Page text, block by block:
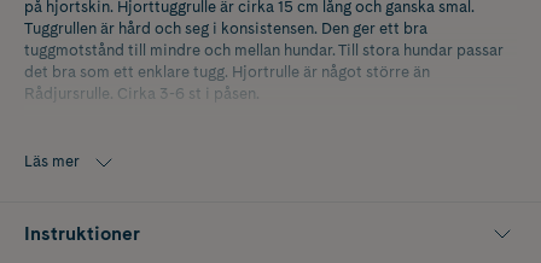
på hjortskin. Hjorttuggrulle är cirka 15 cm lång och ganska smal.
Tuggrullen är hård och seg i konsistensen. Den ger ett bra
tuggmotstånd till mindre och mellan hundar. Till stora hundar passar
det bra som ett enklare tugg. Hjortrulle är något större än
Rådjursrulle. Cirka 3-6 st i påsen.
Läs mer
Instruktioner